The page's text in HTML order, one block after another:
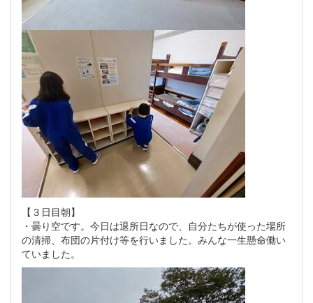
【３日目朝】
・曇り空です。今日は退所日なので、自分たちが使った場所
の清掃、布団の片付け等を行いました。みんな一生懸命働い
ていました。